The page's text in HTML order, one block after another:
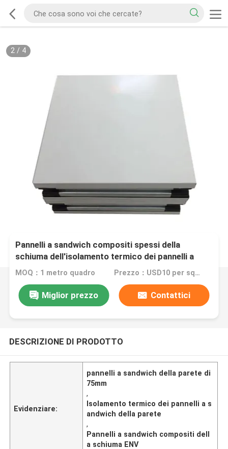
2/ 4
Pannelli a sandwich compositi spessi della
schiuma dell'isolamento termico dei pannelli a
sandwich della parete di 75mm ENV
MOQ：1 metro quadro Prezzo：USD10 per square meter
Miglior prezzo Contattici
DESCRIZIONE DI PRODOTTO
Evidenziare:
pannelli a sandwich della parete di
75mm
,
Isolamento termico dei pannelli a s
andwich della parete
,
Pannelli a sandwich compositi dell
a schiuma ENV